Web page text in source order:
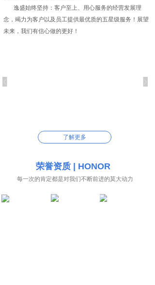
逸盛始终坚持：客户至上、用心服务的经营发展理
念，竭力为客户以及员工提供最优质的五星级服务！展望
未来，我们有信心做的更好！
了解更多
荣誉资质 | HONOR
每一次的肯定都是对我们不断前进的莫大动力